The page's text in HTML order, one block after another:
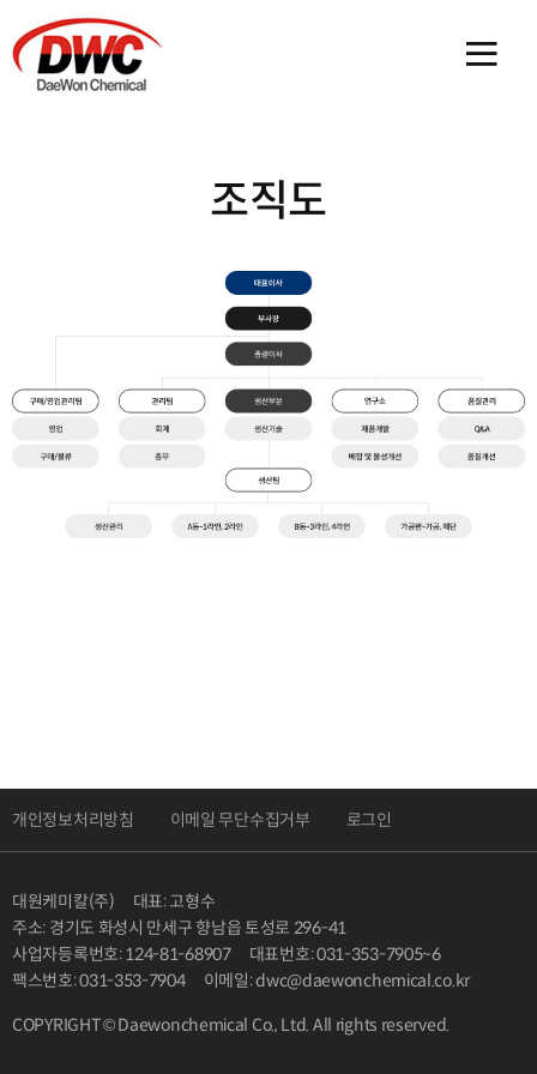
조직도
개인정보처리방침 이메일 무단수집거부 로그인
대원케미칼(주)
대표: 고형수
주소: 경기도 화성시 만세구 향남읍 토성로 296-41
사업자등록번호: 124-81-68907
대표번호: 031-353-7905~6
팩스번호: 031-353-7904
이메일: dwc@daewonchemical.co.kr
COPYRIGHT © Daewonchemical Co., Ltd. All rights reserved.